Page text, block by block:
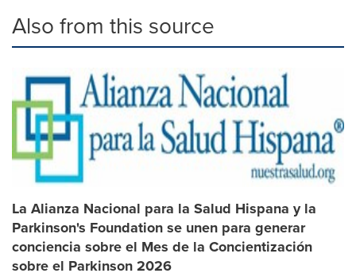
Also from this source
La Alianza Nacional para la Salud Hispana y la
Parkinson's Foundation se unen para generar
conciencia sobre el Mes de la Concientización
sobre el Parkinson 2026